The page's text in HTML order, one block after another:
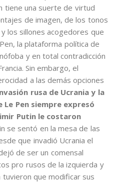
tiene una suerte de virtud
de imagen, de los tonos
los sillones acogedores que
la plataforma política de
y en total contradicción
Sin embargo, el
a las demás opciones
rusa de Ucrania y la
Pen siempre expresó
Putin le costaron
se sentó en la mesa de las
que invadió Ucrania el
de ser un comensal
pro rusos de la izquierda y
que modificar sus